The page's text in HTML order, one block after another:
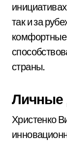
так и за
комфортные
страны.
Личные
Христенко